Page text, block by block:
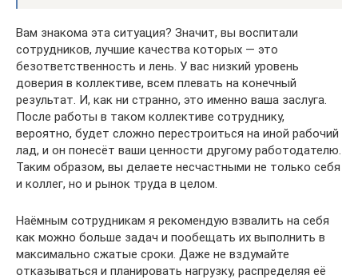
Вам знакома эта ситуация? Значит, вы воспитали
сотрудников, лучшие качества которых — это
безответственность и лень. У вас низкий уровень
доверия в коллективе, всем плевать на конечный
результат. И, как ни странно, это именно ваша заслуга.
После работы в таком коллективе сотруднику,
вероятно, будет сложно перестроиться на иной рабочий
лад, и он понесёт ваши ценности другому работодателю.
Таким образом, вы делаете несчастными не только себя
и коллег, но и рынок труда в целом.
Наёмным сотрудникам я рекомендую взвалить на себя
как можно больше задач и пообещать их выполнить в
максимально сжатые сроки. Даже не вздумайте
отказываться и планировать нагрузку, распределяя её